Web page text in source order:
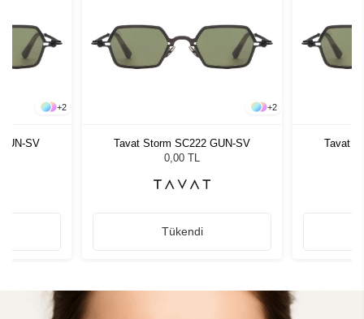
+2
SV
+2
Tavat Storm SC222 GUN-SV
0,00 TL
Tükendi
Tavat